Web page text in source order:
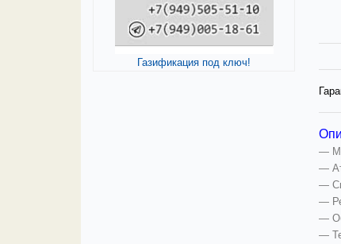
Газификация под ключ!
—
—
—
—
—
—